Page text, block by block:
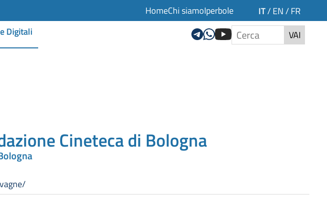
HomeChi siamoIperbole IT/ EN / FR
Digitali VAI
Cineteca di Bologna